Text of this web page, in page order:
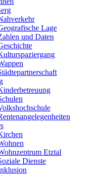
Lage
und Daten
Etztal
Dienste